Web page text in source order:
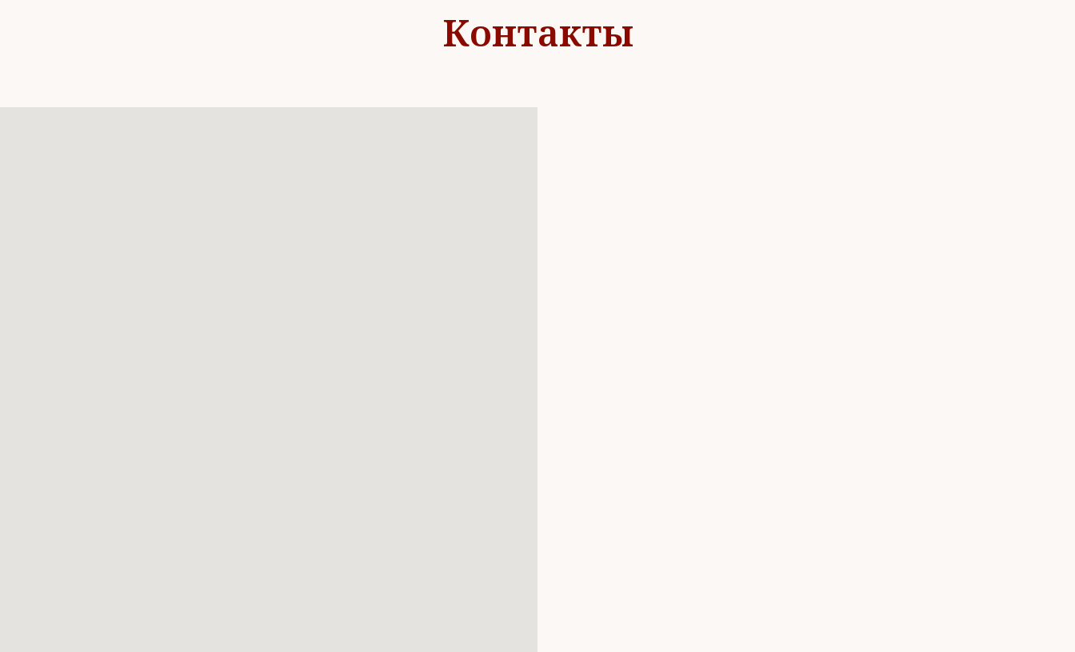
Контакты